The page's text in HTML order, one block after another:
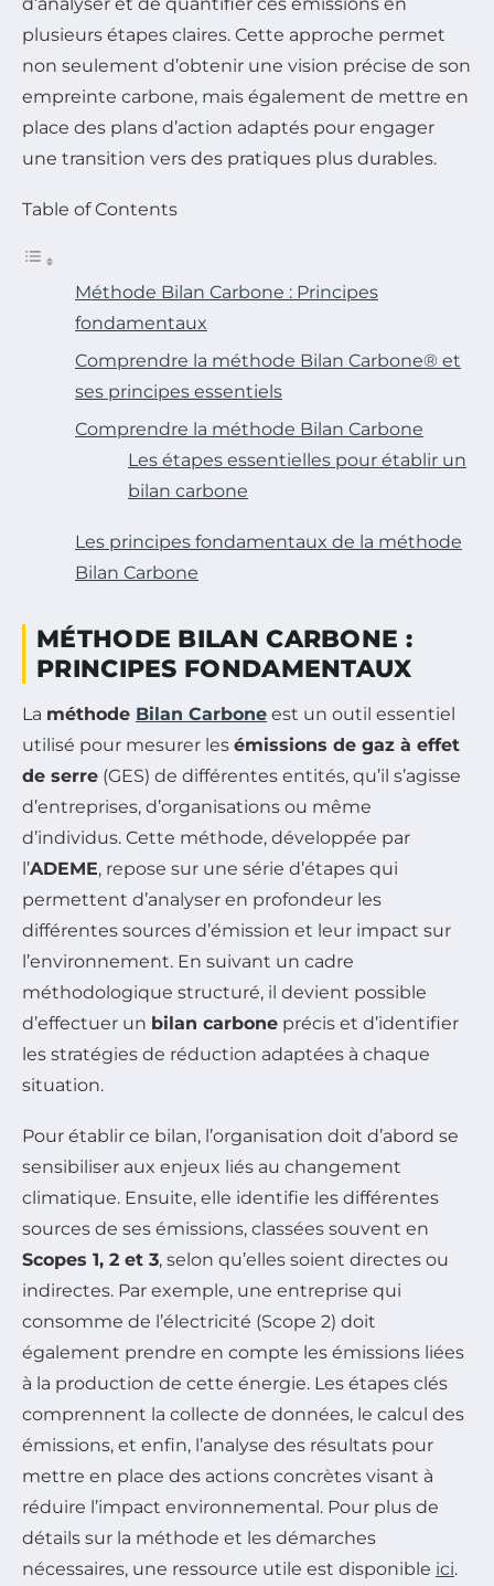
d’analyser et de quantifier ces émissions en
plusieurs étapes claires. Cette approche permet
non seulement d’obtenir une vision précise de son
empreinte carbone, mais également de mettre en
place des plans d’action adaptés pour engager
une transition vers des pratiques plus durables.
Table of Contents
Méthode Bilan Carbone : Principes
fondamentaux
Comprendre la méthode Bilan Carbone® et
ses principes essentiels
Comprendre la méthode Bilan Carbone
Les étapes essentielles pour établir un
bilan carbone
Les principes fondamentaux de la méthode
Bilan Carbone
MÉTHODE BILAN CARBONE :
PRINCIPES FONDAMENTAUX
La méthode Bilan Carbone est un outil essentiel
utilisé pour mesurer les émissions de gaz à effet
de serre (GES) de différentes entités, qu’il s’agisse
d’entreprises, d’organisations ou même
d’individus. Cette méthode, développée par
l’ADEME, repose sur une série d’étapes qui
permettent d’analyser en profondeur les
différentes sources d’émission et leur impact sur
l’environnement. En suivant un cadre
méthodologique structuré, il devient possible
d’effectuer un bilan carbone précis et d’identifier
les stratégies de réduction adaptées à chaque
situation.
Pour établir ce bilan, l’organisation doit d’abord se
sensibiliser aux enjeux liés au changement
climatique. Ensuite, elle identifie les différentes
sources de ses émissions, classées souvent en
Scopes 1, 2 et 3, selon qu’elles soient directes ou
indirectes. Par exemple, une entreprise qui
consomme de l’électricité (Scope 2) doit
également prendre en compte les émissions liées
à la production de cette énergie. Les étapes clés
comprennent la collecte de données, le calcul des
émissions, et enfin, l’analyse des résultats pour
mettre en place des actions concrètes visant à
réduire l’impact environnemental. Pour plus de
détails sur la méthode et les démarches
nécessaires, une ressource utile est disponible ici.